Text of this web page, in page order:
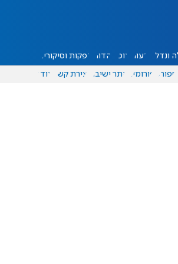
ונדל"ן דעות אוכל יהדות הפקות וסיקורים
ספורט פורומים אתר ישיבה יצירת קשר עוד